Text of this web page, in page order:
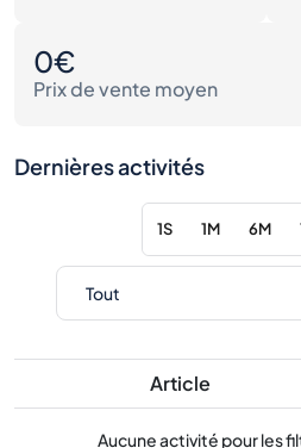
0€
Prix de vente moyen
Dernières activités
1S 1M 6M
Article
Aucune activité pour les